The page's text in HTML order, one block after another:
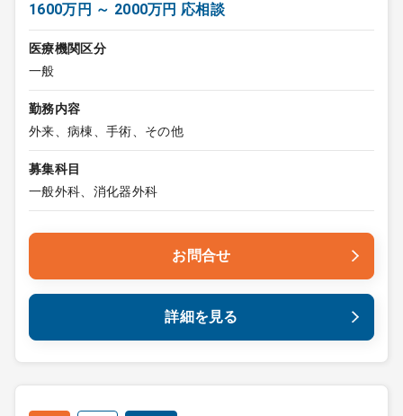
1600万円 ～ 2000万円 応相談
医療機関区分
一般
勤務内容
外来、病棟、手術、その他
募集科目
一般外科、消化器外科
お問合せ
詳細を見る